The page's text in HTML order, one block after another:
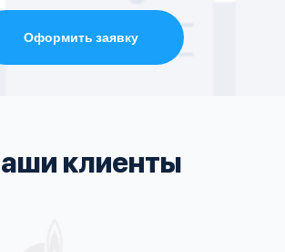
Оформить заявку
клиенты